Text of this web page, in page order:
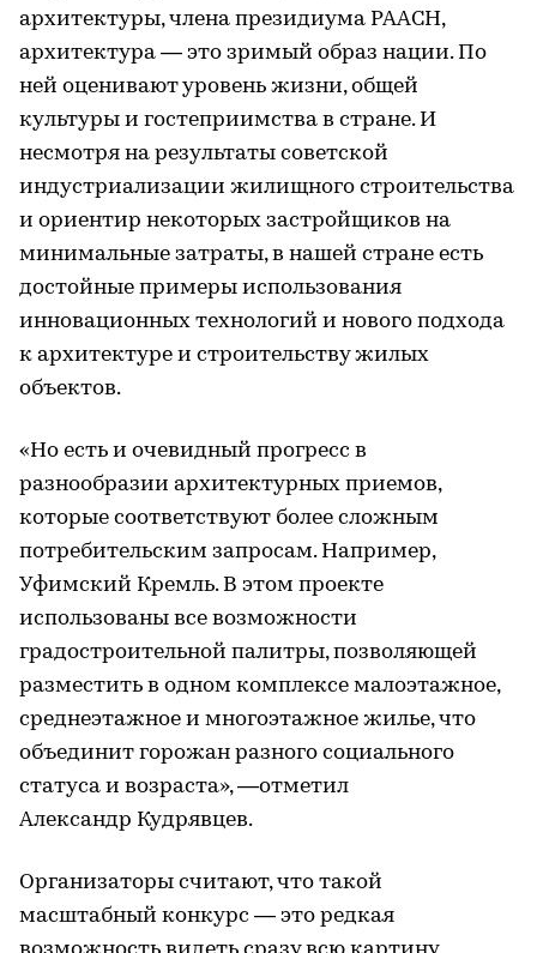
архитектуры, члена президиума РААСН,
архитектура — это зримый образ нации. По
ней оценивают уровень жизни, общей
культуры и гостеприимства в стране. И
несмотря на результаты советской
индустриализации жилищного строительства
и ориентир некоторых застройщиков на
минимальные затраты, в нашей стране есть
достойные примеры использования
инновационных технологий и нового подхода
к архитектуре и строительству жилых
объектов.
«Но есть и очевидный прогресс в
разнообразии архитектурных приемов,
которые соответствуют более сложным
потребительским запросам. Например,
Уфимский Кремль. В этом проекте
использованы все возможности
градостроительной палитры, позволяющей
разместить в одном комплексе малоэтажное,
среднеэтажное и многоэтажное жилье, что
объединит горожан разного социального
статуса и возраста», —отметил
Александр Кудрявцев.
Организаторы считают, что такой
масштабный конкурс — это редкая